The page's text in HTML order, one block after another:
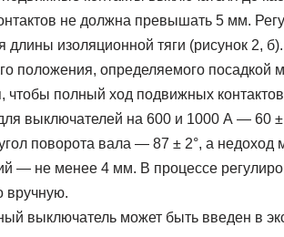
не должна превышать 5 мм.
длины изоляционной тяги (рисунок 2,
положения, определяемого посадкой
полный ход подвижных
выключателей на 600 и 1000 А — 60
поворота вала — 87 ± 2°, а недоход
— не менее 4 мм. В процессе
вручную.
выключатель может быть введен в